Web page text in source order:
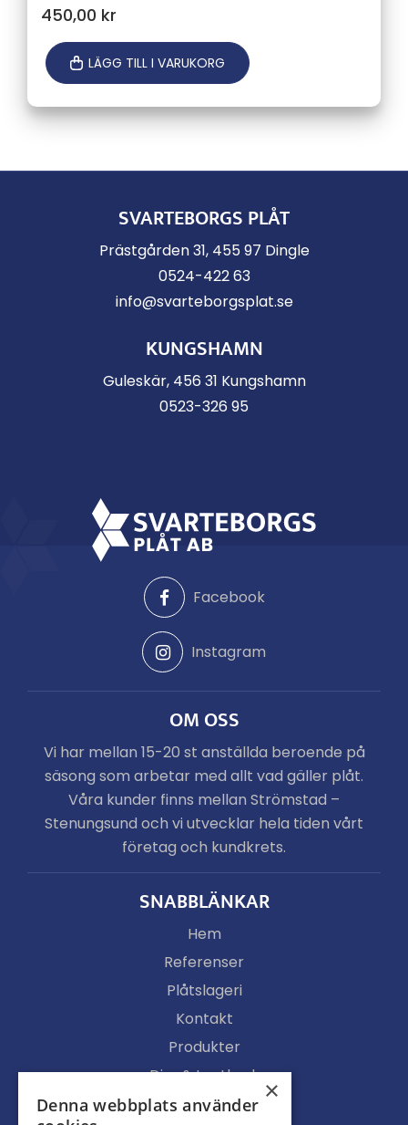
450,00 kr
LÄGG TILL I VARUKORG
SVARTEBORGS PLÅT
Prästgården 31, 455 97 Dingle
0524-422 63
info@svarteborgsplat.se
KUNGSHAMN
Guleskär, 456 31 Kungshamn
0523-326 95
Facebook
Instagram
OM OSS
Vi har mellan 15-20 st anställda beroende på
säsong som arbetar med allt vad gäller plåt.
Våra kunder finns mellan Strömstad –
Stenungsund och vi utvecklar hela tiden vårt
företag och kundkrets.
SNABBLÄNKAR
Hem
Referenser
Plåtslageri
Kontakt
Produkter
Djur & Lantbruk
Köpvillkor
×
Denna webbplats använder